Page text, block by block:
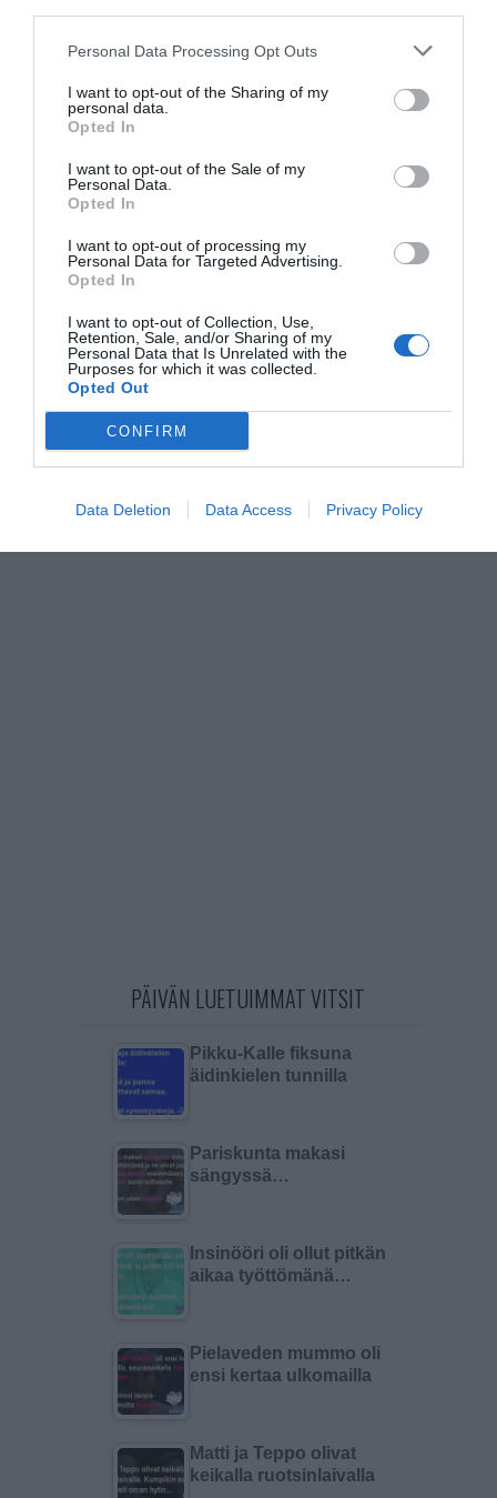
Personal Data Processing Opt Outs
I want to opt-out of the Sharing of my
personal data.
Opted In
I want to opt-out of the Sale of my
Personal Data.
Opted In
I want to opt-out of processing my
Personal Data for Targeted Advertising.
Opted In
I want to opt-out of Collection, Use,
Retention, Sale, and/or Sharing of my
Personal Data that Is Unrelated with the
Purposes for which it was collected.
Opted Out
CONFIRM
Data Deletion Data Access Privacy Policy
F
a
c
e
b
o
k
M
e
ss
e
n
g
X W
h
at
A
C
o
p
Li
S
h
ar
PÄIVÄN LUETUIMMAT VITSIT
Pikku-Kalle fiksuna
äidinkielen tunnilla
Pariskunta makasi
sängyssä…
Insinööri oli ollut pitkän
aikaa työttömänä…
Pielaveden mummo oli
ensi kertaa ulkomailla
Matti ja Teppo olivat
keikalla ruotsinlaivalla